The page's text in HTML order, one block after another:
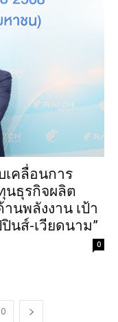
เคลื่อนการ
นธุรกิจผลิต
นพลังงาน เป้า
นส์-เวียดนาม”
0